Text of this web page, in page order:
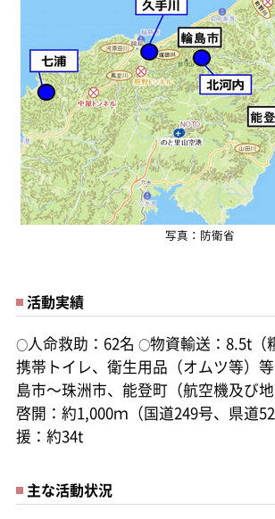
写真：防衛省
活動実績
○人命救助：62名 ○物資輸送：8.5t（
携帯トイレ、衛生用品（オムツ等）等
島市～珠洲市、能登町（航空機及び地
啓開：約1,000ｍ（国道249号、県道52
援：約34t
主な活動状況